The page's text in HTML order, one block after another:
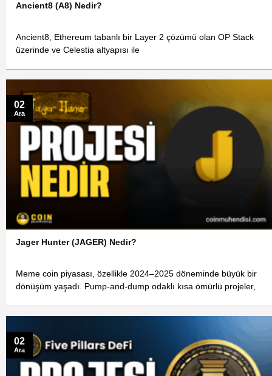
Ancient8 (A8) Nedir?
Ancient8, Ethereum tabanlı bir Layer 2 çözümü olan OP Stack
üzerinde ve Celestia altyapısı ile
Jager Hunter (JAGER) Nedir?
Meme coin piyasası, özellikle 2024–2025 döneminde büyük bir
dönüşüm yaşadı. Pump-and-dump odaklı kısa ömürlü projeler,
02
Ara
02
Ara